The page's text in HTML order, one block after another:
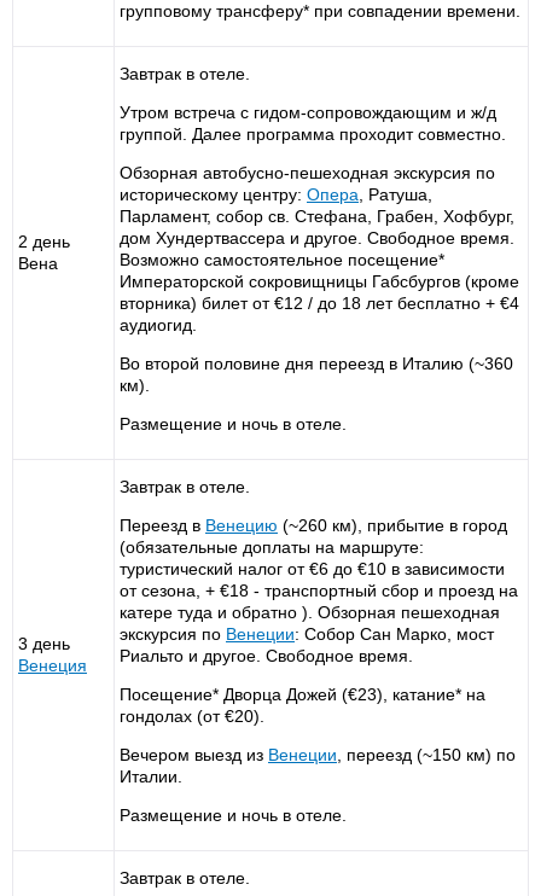
групповому трансферу* при совпадении времени.
2 день
Вена
Завтрак в отеле.
Утром встреча с гидом-сопровождающим и ж/д
группой. Далее программа проходит совместно.
Обзорная автобусно-пешеходная экскурсия по
историческому центру: Опера , Ратуша,
Парламент, собор св. Стефана, Грабен, Хофбург,
дом Хундертвассера и другое. Свободное время.
Возможно самостоятельное посещение*
Императорской сокровищницы Габсбургов (кроме
вторника) билет от €12 / до 18 лет бесплатно + €4
аудиогид.
Во второй половине дня переезд в Италию (~360
км).
Размещение и ночь в отеле.
3 день
Венеция
Завтрак в отеле.
Переезд в Венецию (~260 км), прибытие в город
(обязательные доплаты на маршруте:
туристический налог от €6 до €10 в зависимости
от сезона, + €18 - транспортный сбор и проезд на
катере туда и обратно ). Обзорная пешеходная
экскурсия по Венеции: Собор Сан Марко, мост
Риальто и другое. Свободное время.
Посещение* Дворца Дожей (€23), катание* на
гондолах (от €20).
Вечером выезд из Венеции , переезд (~150 км) по
Италии.
Размещение и ночь в отеле.
Завтрак в отеле.